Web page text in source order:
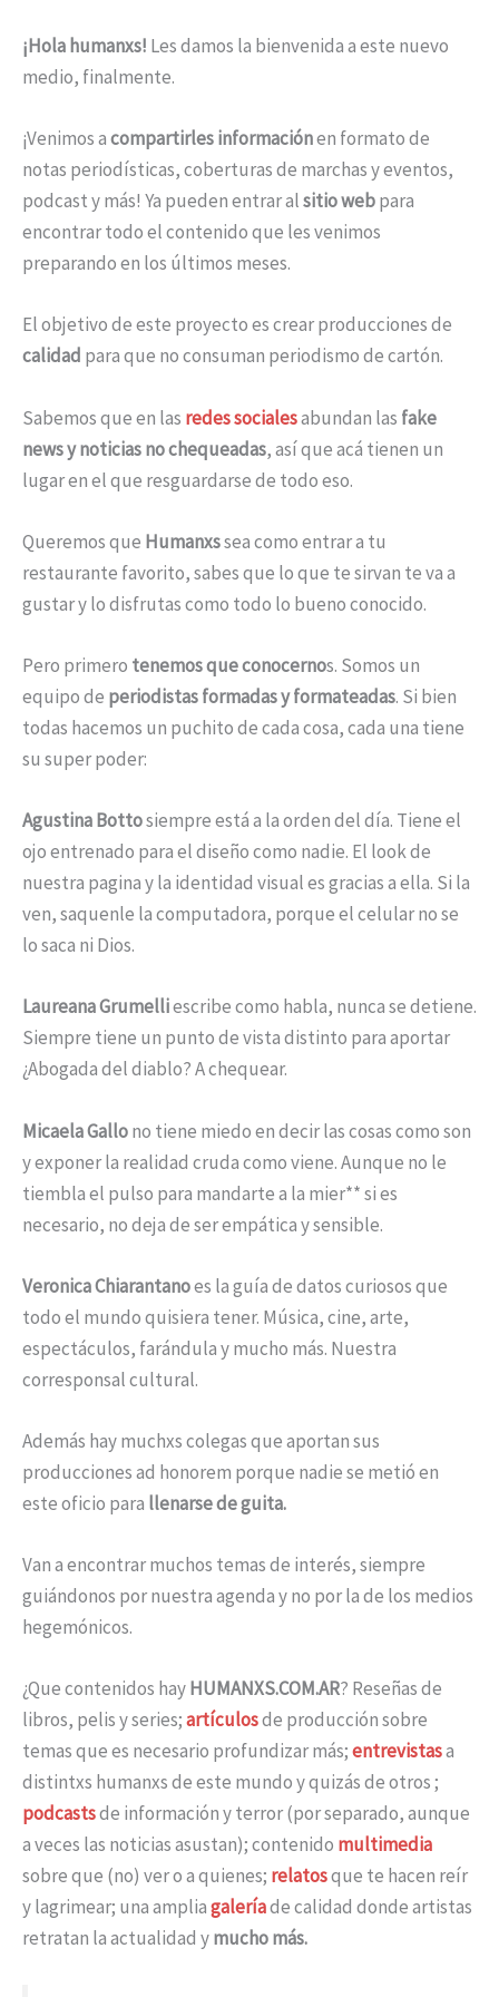
¡Hola humanxs! Les damos la bienvenida a este nuevo
medio, finalmente.
¡Venimos acompartirles informaciónen formato de
notas periodísticas, coberturas de marchas y eventos,
podcast y más! Ya pueden entrar alsitio webpara
encontrar todo el contenido que les venimos
preparando en los últimos meses.
El objetivo de este proyecto es crear producciones de
calidad para que no consuman periodismo de cartón.
Sabemos que en las redes socialesabundan las fake
news y noticias no chequeadas, así que acá tienen un
lugar en el que resguardarse de todo eso.
Queremos que Humanxssea como entrar a tu
restaurante favorito, sabes que lo que te sirvan te va a
gustar y lo disfrutas como todo lo bueno conocido.
Pero primero tenemos que conocernos. Somos un
equipo de periodistas formadas y formateadas. Si bien
todas hacemos un puchito de cada cosa, cada una tiene
su super poder:
Agustina Bottosiempre está a la orden del día. Tiene el
ojo entrenado para el diseño como nadie. El look de
nuestra pagina y la identidad visual es gracias a ella. Si la
ven, saquenle la computadora, porque el celular no se
lo saca ni Dios.
Laureana Grumelliescribe como habla, nunca se detiene.
Siempre tiene un punto de vista distinto para aportar
¿Abogada del diablo? A chequear.
Micaela Gallono tiene miedo en decir las cosas como son
y exponer la realidad cruda como viene. Aunque no le
tiembla el pulso para mandarte a la mier** si es
necesario, no deja de ser empática y sensible.
Veronica Chiarantanoes la guía de datos curiosos que
todo el mundo quisiera tener. Música, cine, arte,
espectáculos, farándula y mucho más. Nuestra
corresponsal cultural.
Además hay muchxs colegas que aportan sus
producciones ad honorem porque nadie se metió en
este oficio para llenarse de guita.
Van a encontrar muchos temas de interés, siempre
guiándonos por nuestra agenda y no por la de los medios
hegemónicos.
¿Que contenidos hayHUMANXS.COM.AR? Reseñas de
libros, pelis y series;artículosde producción sobre
temas que es necesario profundizar más;entrevistasa
distintxs humanxs de este mundo y quizás de otros ;
podcastsde información y terror (por separado, aunque
a veces las noticias asustan); contenido multimedia
sobre que (no) ver o a quienes; relatosque te hacen reír
y lagrimear; una ampliagaleríade calidad donde artistas
retratan la actualidad ymucho más.